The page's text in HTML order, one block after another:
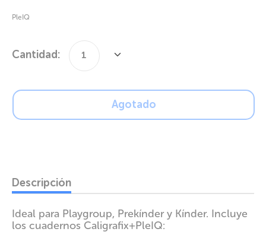
PleIQ
Cantidad: Cantidad
1
Agotado
Descripción
Ideal para Playgroup, Prekínder y Kínder. Incluye
los cuadernos Caligrafix+PleIQ: